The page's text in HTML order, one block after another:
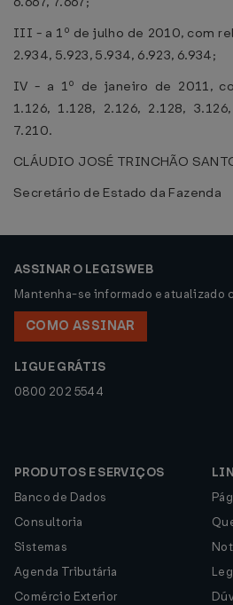
III - a 1º de julho de 2010, com
2.934, 5.923, 5.934, 6.923, 6.934;
IV - a 1º de janeiro de 2011,
1.126, 1.128, 2.126, 2.128,
7.210.
CLÁUDIO JOSÉ TRINCHÃO
Secretário de Estado da Fazenda
ASSINAR O LEGISWEB
Mantenha-se informado e atualizado
COMO ASSINAR
LIGUE GRÁTIS
0800 202 5544
PRODUTOS E SERVIÇOS
Banco de Dados
Consultoria
Sistemas
Agenda Tributária
Comércio Exterior